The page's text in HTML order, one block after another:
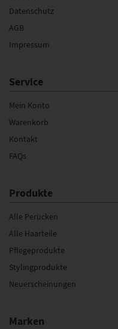
Datenschutz
AGB
Impressum
Service
Mein Konto
Warenkorb
Kontakt
FAQs
Produkte
Alle Perücken
Alle Haarteile
Pflegeprodukte
Stylingprodukte
Neuerscheinungen
Marken